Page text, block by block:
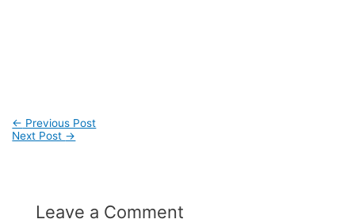
Post
navigation
← Previous Post
Next Post →
Leave a Comment